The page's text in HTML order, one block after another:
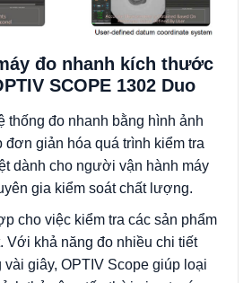
đo nhanh kích thước
SCOPE 1302 Duo
thống đo nhanh bằng hình ảnh
đơn giản hóa quá trình kiểm tra
dành cho người vận hành máy
gia kiểm soát chất lượng.
cho việc kiểm tra các sản phẩm
Với khả năng đo nhiều chi tiết
giây, OPTIV Scope giúp loại